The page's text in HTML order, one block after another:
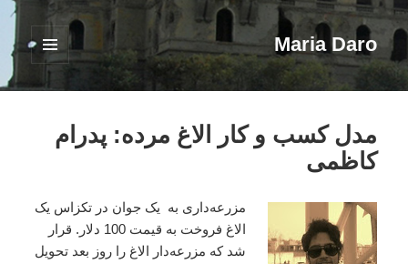
Maria Daro
فهرست
ابزارک‌ها
مدل کسب و کار الاغ مرده: پدرام
کاظمی
ﻣﺰﺭﻋﻪﺩﺍﺭی به ﻳﮏ جوان ﺩﺭ ﺗﮑﺰﺍﺱ ﻳﮏ
ﺍﻻﻍ فروخت ﺑﻪ ﻗﻴﻤﺖ 100 ﺩﻻﺭ. ﻗﺮﺍﺭ
ﺷﺪ ﮐﻪ ﻣﺰﺭﻋﻪﺩﺍﺭ ﺍﻻﻍ ﺭﺍ ﺭﻭﺯ ﺑﻌﺪ ﺗﺤﻮﻳﻞ